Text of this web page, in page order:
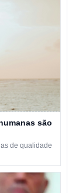
são
de qualidade